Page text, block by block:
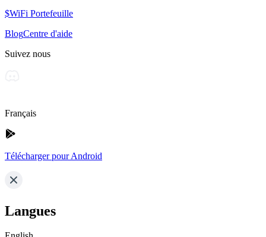
$WiFi Portefeuille
BlogCentre d'aide
Suivez nous
Français
Télécharger pour Android
Langues